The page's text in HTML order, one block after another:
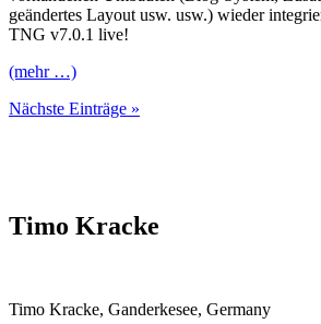
geändertes Layout usw. usw.) wieder
TNG v7.0.1 live!
(mehr …)
Nächste Einträge »
Timo Kracke
Timo Kracke, Ganderkesee, Germany